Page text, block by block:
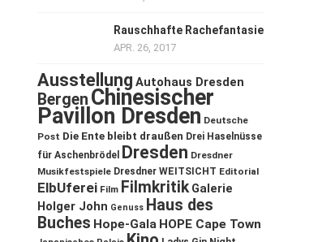
Rauschhafte Rachefantasie
APR. 26, 2017
Ausstellung Autohaus Dresden
Bergen Chinesischer
Pavillon Dresden Deutsche
Post Die Ente bleibt draußen Drei Haselnüsse
für Aschenbrödel
Dresden Dresdner
Musikfestspiele Dresdner WEITSICHT Editorial
ElbUferei Film Filmkritik Galerie
Holger John Genuss Haus des
Buches Hope-Gala HOPE Cape Town